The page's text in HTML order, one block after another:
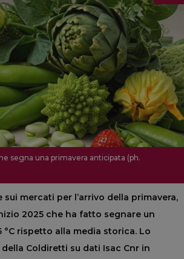
segna una primavera anticipata (ph.
sui mercati per l’arrivo della primavera,
2025 che ha fatto segnare un
°C rispetto alla media storica. Lo
della Coldiretti su dati Isac Cnr in